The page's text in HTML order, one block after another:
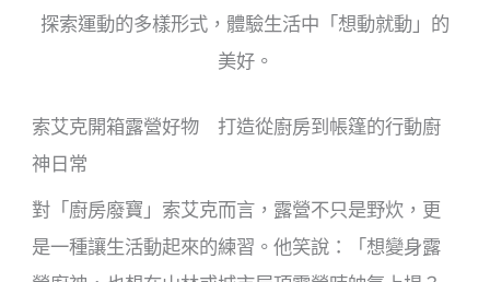
探索運動的多樣形式，體驗生活中「想動就動」的
美好。
索艾克開箱露營好物 打造從廚房到帳篷的行動廚
神日常
對「廚房廢寶」索艾克而言，露營不只是野炊，更
是一種讓生活動起來的練習。他笑說：「想變身露